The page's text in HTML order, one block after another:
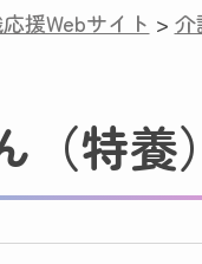
援Webサイト > 介
特養）